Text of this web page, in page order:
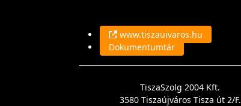
www.tiszaujvaros.hu
Dokumentumtár
TiszaSzolg 2004 Kft.
3580 Tiszaújváros Tisza út 2/F.